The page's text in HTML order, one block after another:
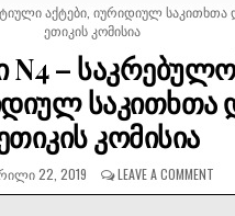
ᲐᲥᲢᲔᲑᲘ, ᲘᲣᲠᲘᲓᲘᲣᲚ ᲡᲐᲙᲘᲗᲮᲗᲐ
ᲔᲗᲘᲙᲘᲡ ᲙᲝᲛᲘᲡᲘᲐ
N4 –
საკითხთა
კომისია
22, 2019 LEAVE A COMMENT